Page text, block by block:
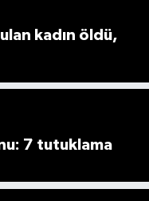
kadın öldü,
7 tutuklama